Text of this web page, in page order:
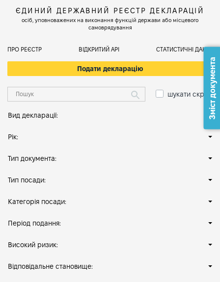
ЄДИНИЙ ДЕРЖАВНИЙ РЕЄСТР ДЕКЛАРАЦІЙ
осіб, уповноважених на виконання функцій держави або місцевого
самоврядування
ПРО РЕЄСТР ВІДКРИТИЙ АРІ СТАТИСТИЧНІ ДАНІ
Подати декларацію
шукати скрізь
Вид декларації:
Рік:
Тип документа:
Тип посади:
Категорія посади:
Період подання:
Високий ризик:
Відповідальне становище:
Зміст документа